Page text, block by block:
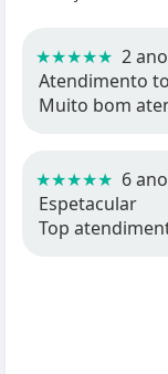
★★★★★ 2
Atendimento
Muito bom
★★★★★ 6
Espetacular
Top